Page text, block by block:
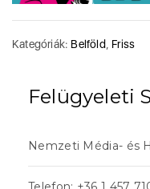
Kategóriák: Belföld Friss
Felügyeleti
Nemzeti Média- és